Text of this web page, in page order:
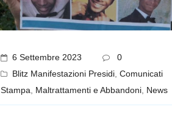
6 Settembre 2023
0
Blitz Manifestazioni Presidi Comunicati
Stampa
Maltrattamenti e Abbandoni News